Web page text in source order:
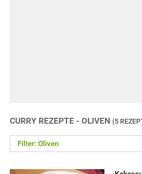
CURRY REZEPTE - OLIVEN (5
Filter: Oliven